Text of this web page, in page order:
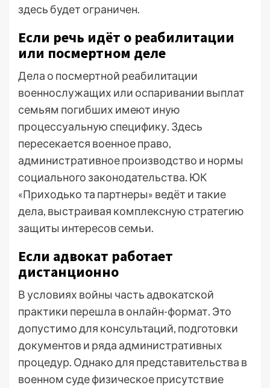
здесь будет ограничен.
Если речь идёт о реабилитации
или посмертном деле
Дела о посмертной реабилитации
военнослужащих или оспаривании выплат
семьям погибших имеют иную
процессуальную специфику. Здесь
пересекается военное право,
административное производство и нормы
социального законодательства. ЮК
«Приходько та партнеры» ведёт и такие
дела, выстраивая комплексную стратегию
защиты интересов семьи.
Если адвокат работает
дистанционно
В условиях войны часть адвокатской
практики перешла в онлайн-формат. Это
допустимо для консультаций, подготовки
документов и ряда административных
процедур. Однако для представительства в
военном суде физическое присутствие